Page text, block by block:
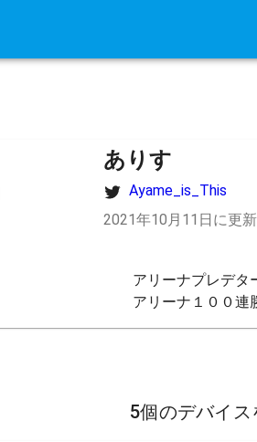
ありす
Ayame_is_This
2021年10月11日に更新
アリーナプレデタ
アリーナ１００連
5個のデバイ